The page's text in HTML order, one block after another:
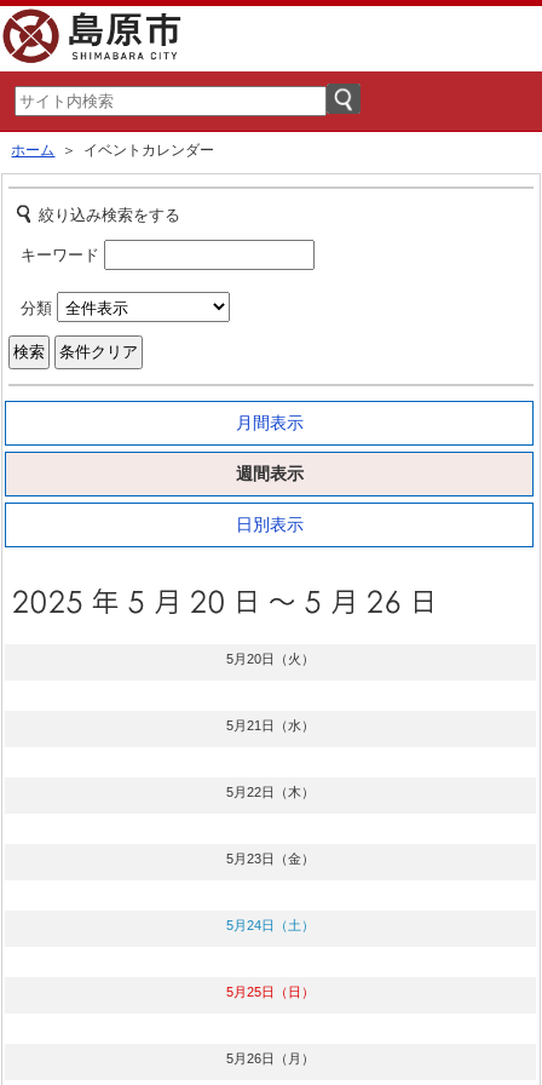
ホーム ＞ イベントカレンダー
絞り込み検索をする
キーワード
分類
月間表示
週間表示
日別表示
5月20日（火）
5月21日（水）
5月22日（木）
5月23日（金）
5月24日（土）
5月25日（日）
5月26日（月）